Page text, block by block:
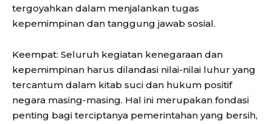
tergoyahkan dalam menjalankan tugas
kepemimpinan dan tanggung jawab sosial.
Keempat: Seluruh kegiatan kenegaraan dan
kepemimpinan harus dilandasi nilai-nilai luhur yang
tercantum dalam kitab suci dan hukum positif
negara masing-masing. Hal ini merupakan fondasi
penting bagi terciptanya pemerintahan yang bersih,